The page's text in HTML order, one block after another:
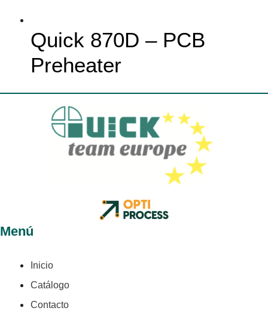
Quick 870D – PCB
Preheater
Menú
Inicio
Catálogo
Contacto